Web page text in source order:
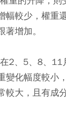
幅較少，權重
增加。
2、5、8、
變化幅度較小
較大，且有成